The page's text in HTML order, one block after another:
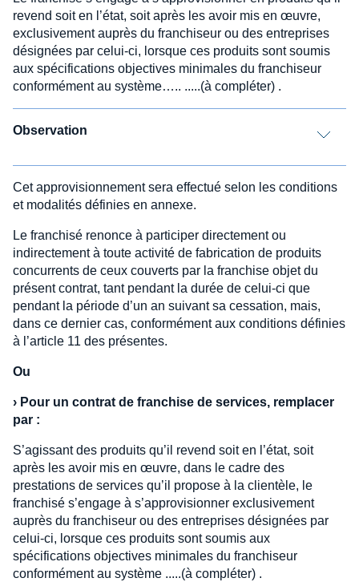
revend soit en l’état, soit après les avoir mis en œuvre,
exclusivement auprès du franchiseur ou des entreprises
désignées par celui-ci, lorsque ces produits sont soumis
aux spécifications objectives minimales du franchiseur
conformément au système….. .....(à compléter) .
Observation
Cet approvisionnement sera effectué selon les conditions
et modalités définies en annexe.
Le franchisé renonce à participer directement ou
indirectement à toute activité de fabrication de produits
concurrents de ceux couverts par la franchise objet du
présent contrat, tant pendant la durée de celui-ci que
pendant la période d’un an suivant sa cessation, mais,
dans ce dernier cas, conformément aux conditions définies
à l’article 11 des présentes.
Ou
› Pour un contrat de franchise de services, remplacer
par :
S’agissant des produits qu’il revend soit en l’état, soit
après les avoir mis en œuvre, dans le cadre des
prestations de services qu’il propose à la clientèle, le
franchisé s’engage à s’approvisionner exclusivement
auprès du franchiseur ou des entreprises désignées par
celui-ci, lorsque ces produits sont soumis aux
spécifications objectives minimales du franchiseur
conformément au système .....(à compléter) .